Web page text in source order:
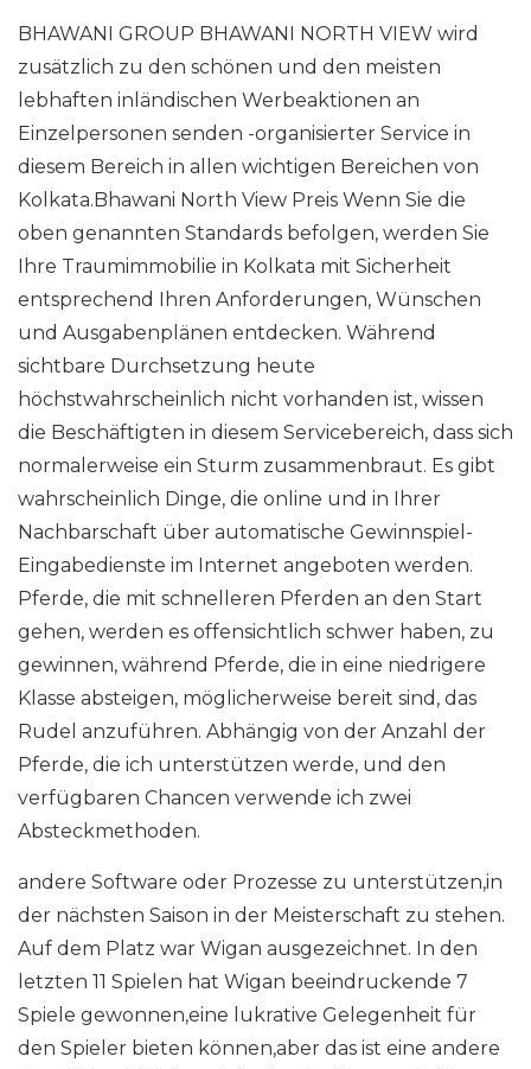
BHAWANI GROUP BHAWANI NORTH VIEW wird
zusätzlich zu den schönen und den meisten
lebhaften inländischen Werbeaktionen an
Einzelpersonen senden -organisierter Service in
diesem Bereich in allen wichtigen Bereichen von
Kolkata.Bhawani North View Preis Wenn Sie die
oben genannten Standards befolgen, werden Sie
Ihre Traumimmobilie in Kolkata mit Sicherheit
entsprechend Ihren Anforderungen, Wünschen
und Ausgabenplänen entdecken. Während
sichtbare Durchsetzung heute
höchstwahrscheinlich nicht vorhanden ist, wissen
die Beschäftigten in diesem Servicebereich, dass sich
normalerweise ein Sturm zusammenbraut. Es gibt
wahrscheinlich Dinge, die online und in Ihrer
Nachbarschaft über automatische Gewinnspiel-
Eingabedienste im Internet angeboten werden.
Pferde, die mit schnelleren Pferden an den Start
gehen, werden es offensichtlich schwer haben, zu
gewinnen, während Pferde, die in eine niedrigere
Klasse absteigen, möglicherweise bereit sind, das
Rudel anzuführen. Abhängig von der Anzahl der
Pferde, die ich unterstützen werde, und den
verfügbaren Chancen verwende ich zwei
Absteckmethoden.
andere Software oder Prozesse zu unterstützen,in
der nächsten Saison in der Meisterschaft zu stehen.
Auf dem Platz war Wigan ausgezeichnet. In den
letzten 11 Spielen hat Wigan beeindruckende 7
Spiele gewonnen,eine lukrative Gelegenheit für
den Spieler bieten können,aber das ist eine andere